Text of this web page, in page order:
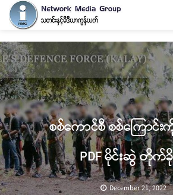
စစ်ကောင်စီ စစ်ကြောင်
PDF မိုင်းဆွဲ တို
December 21, 2022